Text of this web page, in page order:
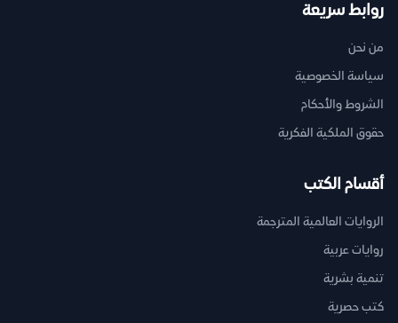
روابط سريعة
من نحن
سياسة الخصوصية
الشروط والأحكام
حقوق الملكية الفكرية
أقسام الكتب
الروايات العالمية المترجمة
روايات عربية
تنمية بشرية
كتب حصرية